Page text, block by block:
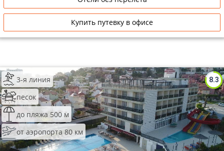
Купить путевку в офисе
8.3
3-я линия
песок
до пляжа 500 м
от аэропорта 80 км